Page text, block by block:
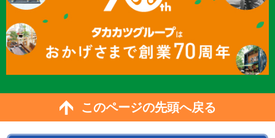
このページの先頭へ戻る